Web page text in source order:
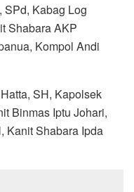
SPd, Kabag Log
Shabara AKP
Kompol Andi
SH, Kapolsek
Binmas Iptu Johari,
Kanit Shabara Ipda